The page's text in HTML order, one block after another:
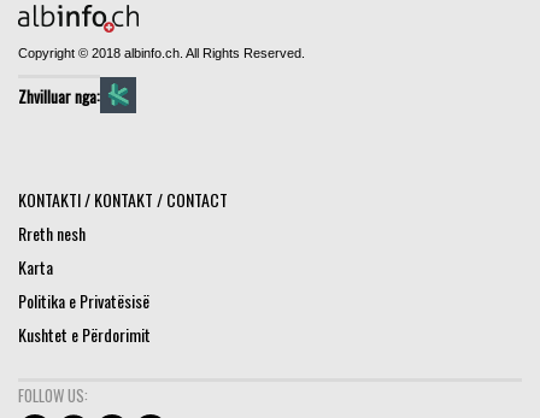
Copyright © 2018 albinfo.ch. All Rights Reserved.
Zhvilluar nga:
KONTAKTI / KONTAKT / CONTACT
Rreth nesh
Karta
Politika e Privatësisë
Kushtet e Përdorimit
FOLLOW US: